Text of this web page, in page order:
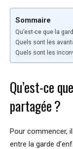
Sommaire
Qu’est-ce que la
Quels sont les
Quels sont les
Qu’est-ce
partagée ?
Pour commencer,
entre la garde